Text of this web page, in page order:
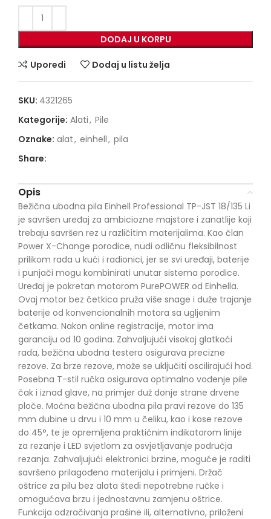
DODAJ U KORPU
Uporedi Dodaj u listu želja
SKU: 4321265
Kategorije: Alati, Pile
Oznake: alat, einhell, pila
Share:
Opis
Bežična ubodna pila Einhell Professional TP-JST 18/135 Li
je savršen uređaj za ambiciozne majstore i zanatlije koji
trebaju savršen rez u različitim materijalima. Kao član
Power X-Change porodice, nudi odličnu fleksibilnost
prilikom rada u kući i radionici, jer se svi uređaji, baterije
i punjači mogu kombinirati unutar sistema porodice.
Uređaj je pokretan motorom PurePOWER od Einhella.
Ovaj motor bez četkica pruža više snage i duže trajanje
baterije od konvencionalnih motora sa ugljenim
četkama. Nakon online registracije, motor ima
garanciju od 10 godina. Zahvaljujući visokoj glatkoći
rada, bežična ubodna testera osigurava precizne
rezove. Za brze rezove, može se uključiti oscilirajući hod.
Posebna T-stil ručka osigurava optimalno vođenje pile
čak i iznad glave, na primjer duž donje strane drvene
ploče. Moćna bežična ubodna pila pravi rezove do 135
mm dubine u drvu i 10 mm u čeliku, kao i kose rezove
do 45°, te je opremljena praktičnim indikatorom linije
za rezanje i LED svjetlom za osvjetljavanje područja
rezanja. Zahvaljujući elektronici brzine, moguće je raditi
savršeno prilagođeno materijalu i primjeni. Držač
oštrice za pilu bez alata štedi nepotrebne ručke i
omogućava brzu i jednostavnu zamjenu oštrice.
Funkcija odzračivanja prašine ili, alternativno, priloženi